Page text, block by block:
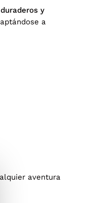
y
a
aventura